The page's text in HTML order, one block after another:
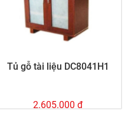
Tủ gỗ tài liệu DC8041H1
2.605.000 đ